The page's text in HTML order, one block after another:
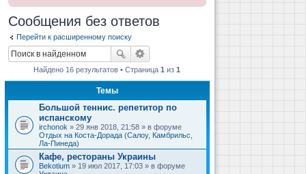
Сообщения без ответов
Перейти к расширенному поиску
Найдено 16 результатов • Страница1 из1
Темы
Большой теннис. репетитор по
испанскому
irchonok » 29 янв 2018, 21:58 » в форуме
Отдых на Коста-Дорада (Салоу, Камбрильс,
Ла-Пинеда)
Кафе, рестораны Украины
Bekotium » 19 июл 2017, 17:03 » в форуме